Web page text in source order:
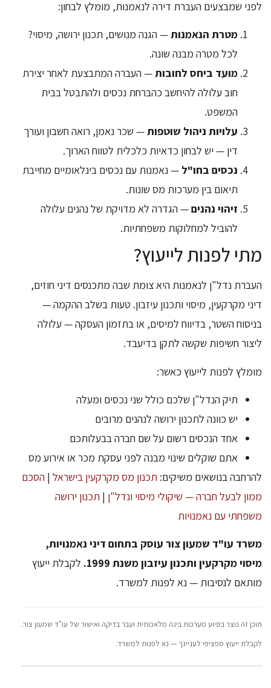
לפני שמבצעים העברת דירה לנאמנות, מומלץ לבחון:
מטרת הנאמנות— הגנה מנושים, תכנון ירושה, מיסוי?
לכל מטרה מבנה שונה.
מועד ביחס לחובות— העברה המתבצעת לאחר יצירת
חוב עלולה להיחשב כהברחת נכסים ולהתבטל בבית
המשפט.
עלויות ניהול שוטפות— שכר נאמן, רואה חשבון ועורך
דין — יש לבחון כדאיות כלכלית לטווח הארוך.
נכסים בחו"ל — נאמנות עם נכסים בינלאומיים מחייבת
תיאום בין מערכות מס שונות.
זיהוי נהנים— הגדרה לא מדויקת של נהנים עלולה
להוביל למחלוקות משפחתיות.
מתי לפנות לייעוץ?
העברת נדל"ן לנאמנות היא צומת שבה מתכנסים דיני חוזים,
דיני מקרקעין, מיסוי ותכנון עיזבון. טעות בשלב ההקמה —
בניסוח השטר, בדיווח למיסים, או בתזמון העסקה — עלולה
ליצור חשיפות שקשה לתקן בדיעבד.
מומלץ לפנות לייעוץ כאשר:
תיק הנדל"ן שלכם כולל שני נכסים ומעלה
יש כוונה לתכנון ירושה לנהנים מרובים
אחד הנכסים רשום על שם חברה בבעלותכם
אתם שוקלים שינוי מבנה לפני עסקת מכר או אירוע מס
להרחבה בנושאים משיקים: תכנון מס מקרקעין בישראל | הסכם
ממון לבעל חברה — שיקולי מיסוי ונדל"ן | תכנון ירושה
משפחתי עם נאמנויות
משרד עו"ד שמעון צור עוסק בתחום דיני נאמנויות,
מיסוי מקרקעין ותכנון עיזבון משנת 1999.
לקבלת ייעוץ
מותאם לנסיבות — נא לפנות למשרד.
תוכן זה נוצר בסיוע מערכות בינה מלאכותית ועבר בדיקה ואישור של עו"ד שמעון צור.
לקבלת ייעוץ ספציפי לעניינך — נא לפנות למשרד.